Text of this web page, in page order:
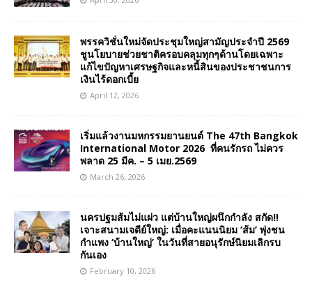
พรรควิชั่นใหม่จัดประชุมใหญ่สามัญประจำปี 2569
ชูนโยบายช่วยชาติครอบคลุมทุกๆด้านโดยเฉพาะ
แก้ไขปัญหาเศรษฐกิจและหนี้สินของประชาชนการ
เงินไร้ดอกเบี้ย
April 12, 2026
เริ่มแล้วงานมหกรรมยานยนต์ The 47th Bangkok
International Motor 2026 ที่คนรักรถ ไม่ควร
พลาด 25 มีค. – 5 เมย.2569
March 26, 2026
นครปฐมส้มไม่แผ่ว แต่บ้านใหญ่ผนึกกำลัง สกัด!!
เจาะสนามเจดีย์ใหญ่: เมื่อคะแนนนิยม ‘ส้ม’ พุ่งชน
กำแพง ‘บ้านใหญ่’ ในวันที่สายอนุรักษ์นิยมเลิกรบ
กันเอง
February 10, 2026